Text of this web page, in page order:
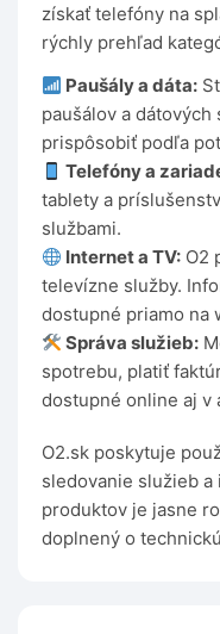
získať telefóny na
rýchly prehľad
Paušály a dáta:
paušálov a
prispôsobiť podľa
Telefóny a
tablety a
službami.
Internet a TV: O2
televízne služby.
dostupné priamo na
Správa služieb:
spotrebu, platiť
dostupné online aj v
O2.sk poskytuje
sledovanie služieb
produktov je jasne
doplnený o